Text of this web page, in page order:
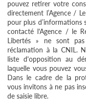
pouvez retirer votre
directement l’Agence /
pour plus d’informations
contacté l'Agence / le
Libertés » ne sont pas
réclamation à la CNIL.
liste d'opposition au
laquelle vous pouvez
Dans le cadre de la
vous invitons à ne pas
de saisie libre.